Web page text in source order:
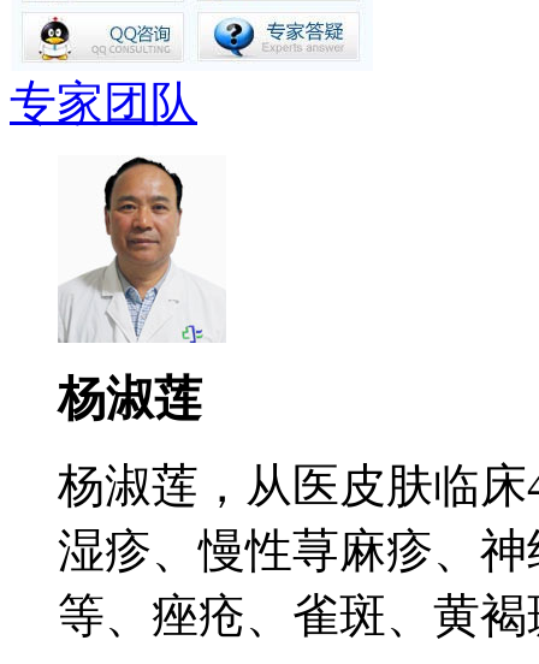
专家团队
杨淑莲
杨淑莲，从医皮肤临
湿疹、慢性荨麻疹、
等、痤疮、雀斑、黄褐